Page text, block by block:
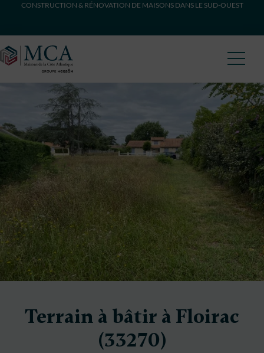
CONSTRUCTION & RÉNOVATION DE MAISONS DANS LE SUD-OUEST
Terrain à bâtir à Floirac
(33270)